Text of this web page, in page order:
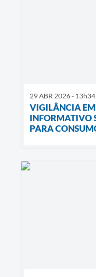
29 ABR 2026 - 13h34
VIGILÂNCIA
INFORMATIVO
PARA